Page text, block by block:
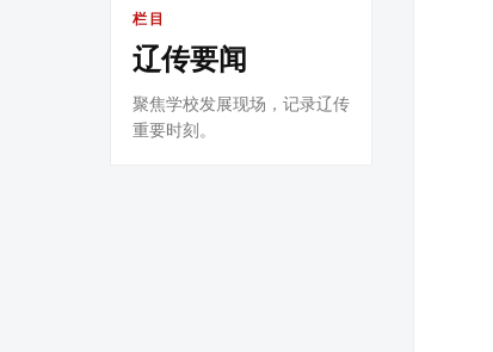
栏目
辽传要闻
聚焦学校发展现场，记录辽传
重要时刻。